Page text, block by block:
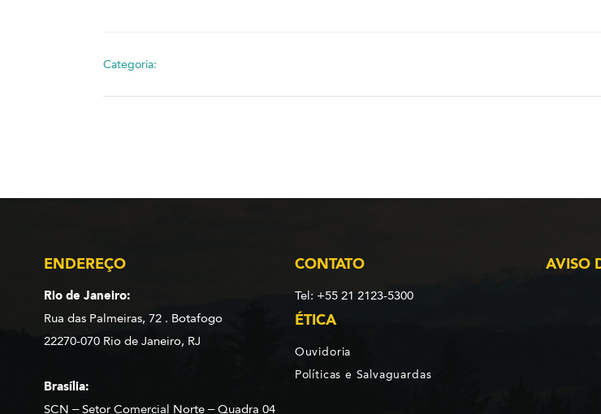
Categoria:
ENDEREÇO
Rio de Janeiro:
Rua das Palmeiras, 72 . Botafogo
22270-070 Rio de Janeiro, RJ
Brasília:
SCN – Setor Comercial Norte – Quadra 04
CONTATO
Tel: +55 21 2123-5300
AVISO
ÉTICA
Ouvidoria
Políticas e Salvaguardas